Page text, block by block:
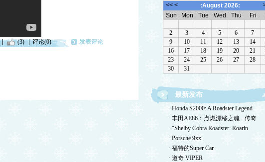
(3) 评论(0) 发表评论
最新发布
· Honda S2000: A Roadster Legend
· 丰田AE86：点燃漂移之魂 - 传奇
· "Shelby Cobra Roadster: Roarin
· Porsche 9xx
· 福特的Super Car
· 道奇 VIPER